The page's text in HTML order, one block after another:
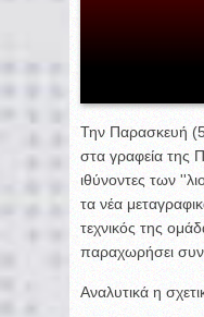
Την Παρασκευή
στα γραφεία
ιθύνοντες των
τα νέα
τεχνικός της
παραχωρήσει
Aναλυτικά η